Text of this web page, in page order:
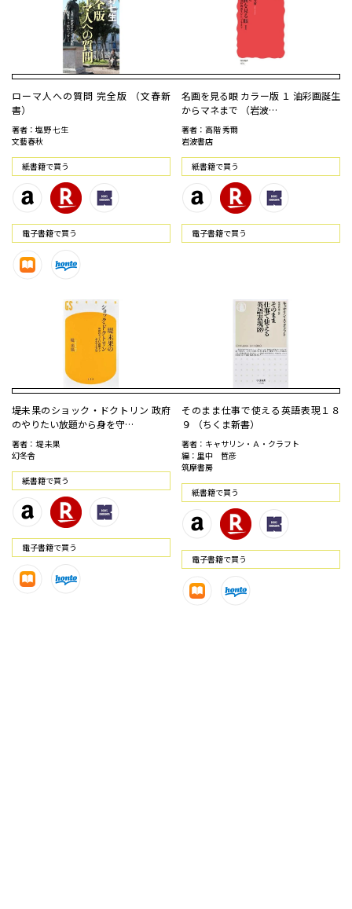
ローマ人への質問 完全版 （文春新
書）
著者：塩野 七生
文藝春秋
紙書籍で買う
電⼦書籍で買う
名画を見る眼 カラー版 １ 油彩画誕生
からマネまで （岩波…
著者：高階 秀爾
岩波書店
紙書籍で買う
電⼦書籍で買う
堤未果のショック・ドクトリン 政府
のやりたい放題から身を守…
著者：堤 未果
幻冬舎
紙書籍で買う
電⼦書籍で買う
そのまま仕事で使える英語表現１８
９ （ちくま新書）
著者：キャサリン・Ａ・クラフト
編：里中 哲彦
筑摩書房
紙書籍で買う
電⼦書籍で買う